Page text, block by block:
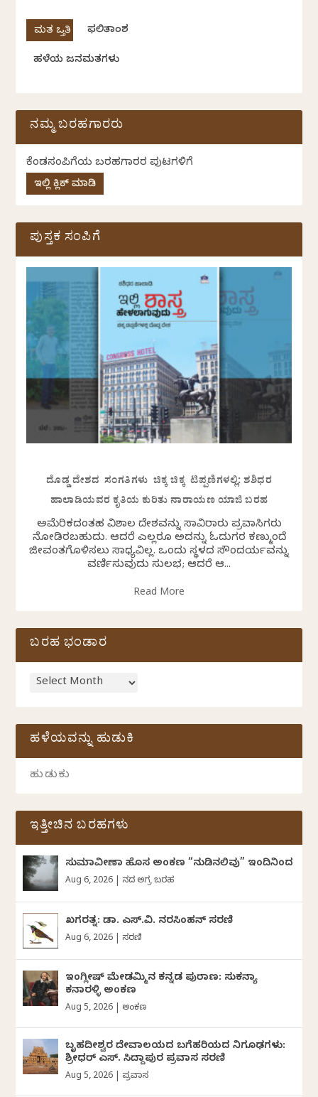
ಫಲಿತಾಂಶ
ಹಳೆಯ ಜನಮತಗಳು
ನಮ್ಮ ಬರಹಗಾರರು
ಕೆಂಡಸಂಪಿಗೆಯ ಬರಹಗಾರರ ಪುಟಗಳಿಗೆ
ಇಲ್ಲಿ ಕ್ಲಿಕ್ ಮಾಡಿ
ಪುಸ್ತಕ ಸಂಪಿಗೆ
ದೊಡ್ಡ ದೇಶದ ಸಂಗತಿಗಳು ಚಿಕ್ಕ ಚಿಕ್ಕ ಟಿಪ್ಪಣಿಗಳಲ್ಲಿ: ಶಶಿಧರ
ಹಾಲಾಡಿಯವರ ಕೃತಿಯ ಕುರಿತು ನಾರಾಯಣ ಯಾಜಿ ಬರಹ
ಅಮೆರಿಕದಂತಹ ವಿಶಾಲ ದೇಶವನ್ನು ಸಾವಿರಾರು ಪ್ರವಾಸಿಗರು
ನೋಡಿರಬಹುದು. ಆದರೆ ಎಲ್ಲರೂ ಅದನ್ನು ಓದುಗರ ಕಣ್ಮುಂದೆ
ಜೀವಂತಗೊಳಿಸಲು ಸಾಧ್ಯವಿಲ್ಲ. ಒಂದು ಸ್ಥಳದ ಸೌಂದರ್ಯವನ್ನು
ವರ್ಣಿಸುವುದು ಸುಲಭ; ಆದರೆ ಆ...
Read More
ಬರಹ ಭಂಡಾರ
ಹಳೆಯವನ್ನು ಹುಡುಕಿ
ಇತ್ತೀಚಿನ ಬರಹಗಳು
ಸುಮಾವೀಣಾ ಹೊಸ ಅಂಕಣ “ನುಡಿನಲಿವು” ಇಂದಿನಿಂದ
Aug 6, 2026 ದಿನದ ಅಗ್ರ ಬರಹ
ಖಗರತ್ನ: ಡಾ. ಎಸ್.ವಿ. ನರಸಿಂಹನ್‌‌ ಸರಣಿ
Aug 6, 2026 ಸರಣಿ
ಇಂಗ್ಲೀಷ್ ಮೇಡಮ್ಮಿನ ಕನ್ನಡ ಪುರಾಣ: ಸುಕನ್ಯಾ
ಕನಾರಳ್ಳಿ ಅಂಕಣ
Aug 5, 2026 ಅಂಕಣ
ಬೃಹದೀಶ್ವರ ದೇವಾಲಯದ ಬಗೆಹರಿಯದ ನಿಗೂಢಗಳು:
ಶ್ರೀಧರ್‌ ಎಸ್.‌ ಸಿದ್ದಾಪುರ ಪ್ರವಾಸ ಸರಣಿ
Aug 5, 2026 ಪ್ರವಾಸ